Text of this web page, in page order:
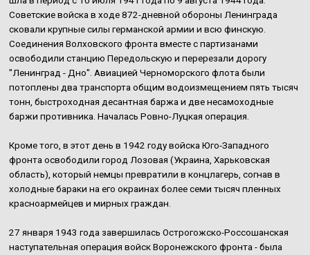
Советские войска в ходе 872-дневной обороны Ленинграда
сковали крупные силы германской армии и всю финскую.
Соединения Волховского фронта вместе с партизанами
освободили станцию Передольскую и перерезали дорогу
"Ленинград - Дно". Авиацией Черноморского флота были
потоплены два транспорта общим водоизмещением пять тысяч
тонн, быстроходная десантная баржа и две несамоходные
баржи противника. Началась Ровно-Луцкая операция.
Кроме того, в этот день в 1942 году войска Юго-Западного
фронта освободили город Лозовая (Украина, Харьковская
область), который немцы превратили в концлагерь, согнав в
холодные бараки на его окраинах более семи тысяч пленных
красноармейцев и мирных граждан.
27 января 1943 года завершилась Острогожско-Россошанская
наступательная операция войск Воронежского фронта - была